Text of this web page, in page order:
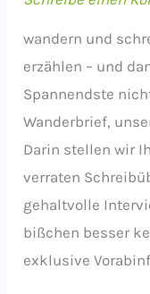
wandern und
erzählen – und
Spannendste
Wanderbrief,
Darin stellen wir
verraten
gehaltvolle
bißchen besser
exklusive